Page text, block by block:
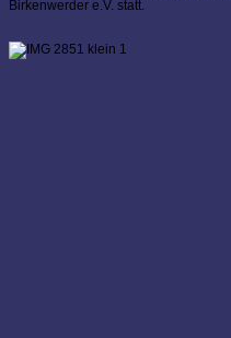
Birkenwerder e.V. statt.